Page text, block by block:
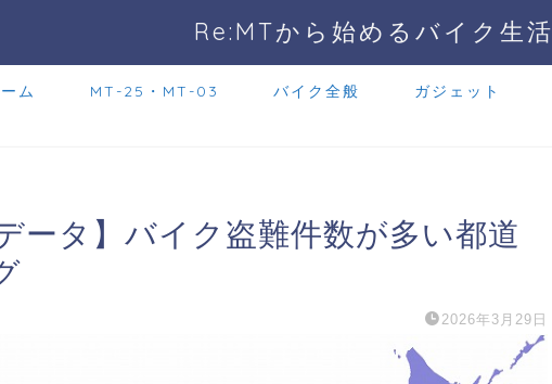
Re:MTから始めるバイク生活
ム MT-25・MT-03 バイク全般 ガジェット
ータ】バイク盗難件数が多い都道
2026年3月29日